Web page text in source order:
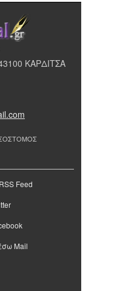
ΚΑΡΔΙΤΣΑ
Feed
Mail